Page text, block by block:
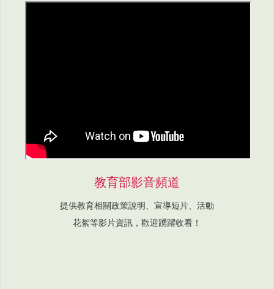
教育部影音頻道
提供教育相關政策說明、宣導短片、活動
花絮等影片資訊，歡迎踴躍收看！